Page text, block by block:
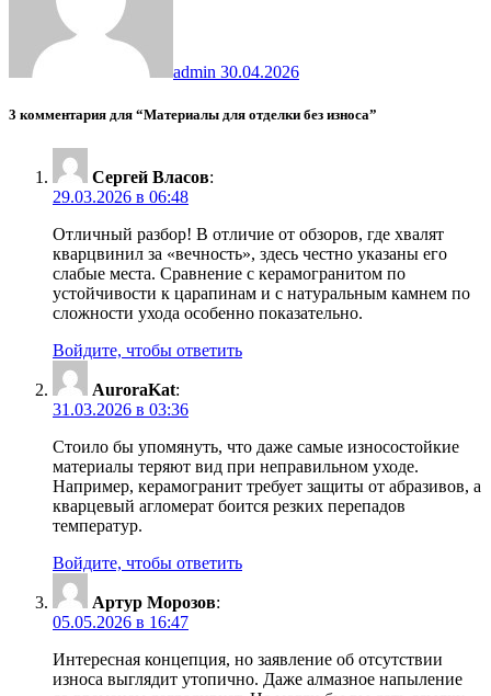
admin 30.04.2026
3 комментария для “Материалы для отделки без износа”
Сергей Власов:
29.03.2026 в 06:48
Отличный разбор! В отличие от обзоров, где хвалят
кварцвинил за «вечность», здесь честно указаны его
слабые места. Сравнение с керамогранитом по
устойчивости к царапинам и с натуральным камнем по
сложности ухода особенно показательно.
Войдите, чтобы ответить
AuroraKat:
31.03.2026 в 03:36
Стоило бы упомянуть, что даже самые износостойкие
материалы теряют вид при неправильном уходе.
Например, керамогранит требует защиты от абразивов, а
кварцевый агломерат боится резких перепадов
температур.
Войдите, чтобы ответить
Артур Морозов:
05.05.2026 в 16:47
Интересная концепция, но заявление об отсутствии
износа выглядит утопично. Даже алмазное напыление